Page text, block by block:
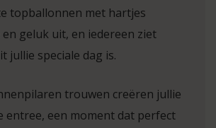
topballonnen met hartjes
geluk uit, en iedereen ziet
jullie speciale dag is.
trouwen creëren jullie
entree, een moment dat perfect